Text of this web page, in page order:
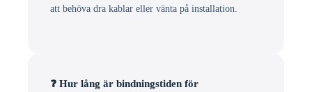
att behöva dra kablar eller vänta på installation.
❓ Hur lång är bindningstiden för